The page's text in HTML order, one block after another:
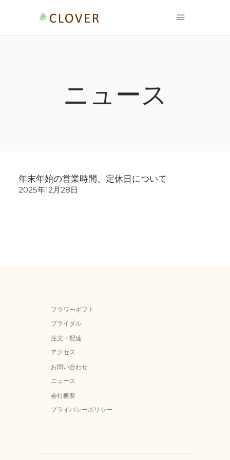
ニュース
年末年始の営業時間、定休日について
2025年12月28日
フラワーギフト
ブライダル
注文・配達
アクセス
お問い合わせ
ニュース
会社概要
プライバシーポリシー